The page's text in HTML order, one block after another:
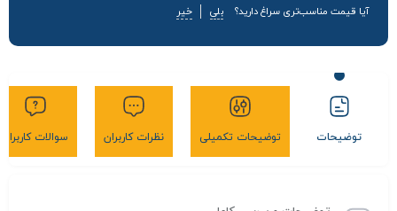
آیا قیمت مناسب‌تری سراغ دارید؟ بلی خیر
توضیحات توضیحات تکمیلی نظرات کاربران سوالات کاربران